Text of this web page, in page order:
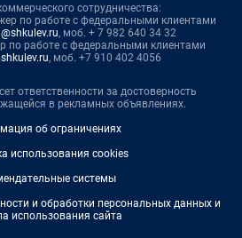
сотрудничества:
по работе с федеральными клиентами
, моб. + 7 982 640 34 32
по работе с федеральными клиентами
, моб. +7 910 402 4056
ответственности за достоверность
в рекламных объявлениях.
об ограничениях
использования cookies
системы
и обработки персональных данных и
использования сайта